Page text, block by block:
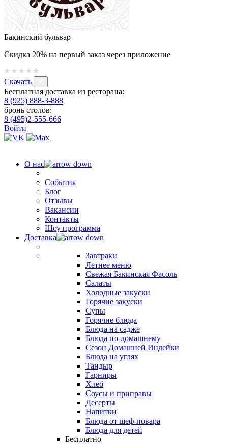
Бакинский бульвар
Скидка 20% на первый заказ через приложение
Скачать
Бесплатная доставка из ресторана:
8 (925) 888-3-888
бронь столов:
8 (495)2-555-666
Войти
О нас
События
Блог
Отзывы
Вакансии
Контакты
Шоу программа
Доставка
Завтраки
Летнее меню
Свежая Бакинская Фасоль
Салаты
Холодные закуски
Горячие закуски
Супы
Горячие блюда
Блюда на садже
Блюда по-домашнему
Сезон Домашней Индейки
Блюда на углях
Тандыр
Гарниры
Хлеб
Соусы и приправы
Десерты
Напитки
Блюда от шеф-повара
Блюда для детей
Бесплатно